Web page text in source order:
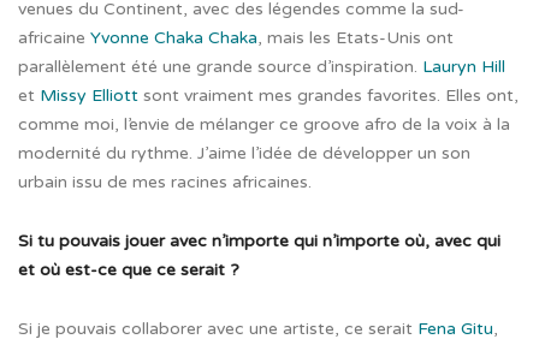
venues du Continent, avec des légendes comme la sud-
africaine Yvonne Chaka Chaka, mais les Etats-Unis ont
parallèlement été une grande source d’inspiration. Lauryn Hill
et Missy Elliott sont vraiment mes grandes favorites. Elles ont,
comme moi, l’envie de mélanger ce groove afro de la voix à la
modernité du rythme. J’aime l’idée de développer un son
urbain issu de mes racines africaines.
Si tu pouvais jouer avec n’importe qui n’importe où, avec qui
et où est-ce que ce serait ?
Si je pouvais collaborer avec une artiste, ce serait Fena Gitu,